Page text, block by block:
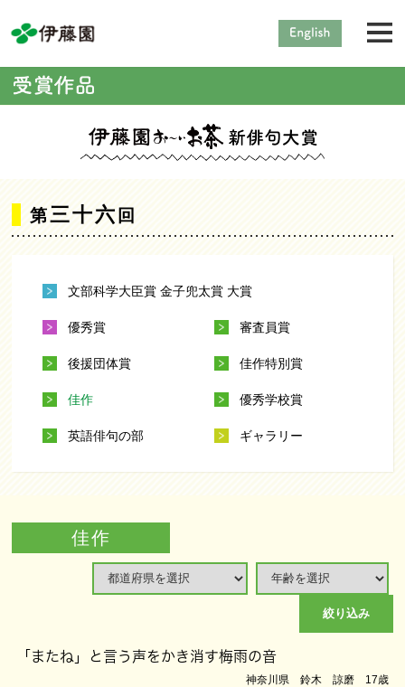
第三十六 回
文部科学大臣賞 金子兜太賞 大賞
優秀賞 審査員賞
後援団体賞 佳作特別賞
佳作 優秀学校賞
英語俳句の部 ギャラリー
佳作
絞り込み
「またね」と言う声をかき消す梅雨の音
神奈川県 鈴木 諒磨 17歳